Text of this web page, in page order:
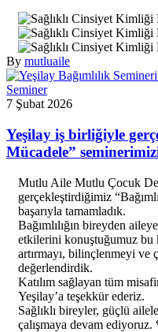
By mutluaile
Seminer
7 Şubat 2026
Yeşilay iş birliğiyle
Mücadele”
Mutlu Aile Mutlu Çocuk
gerçekleştirdiğimiz
başarıyla tamamladık.
Bağımlılığın bireyden
etkilerini konuştuğumuz bu
artırmayı, bilinçlenmeyi ve
değerlendirdik.
Katılım sağlayan tüm
Yeşilay’a teşekkür ederiz.
Sağlıklı bireyler, güçlü
çalışmaya devam ediyoruz.